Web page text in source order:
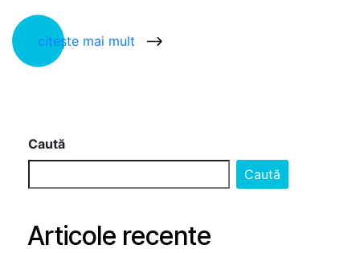
citește mai mult
Caută
Caută
Articole recente